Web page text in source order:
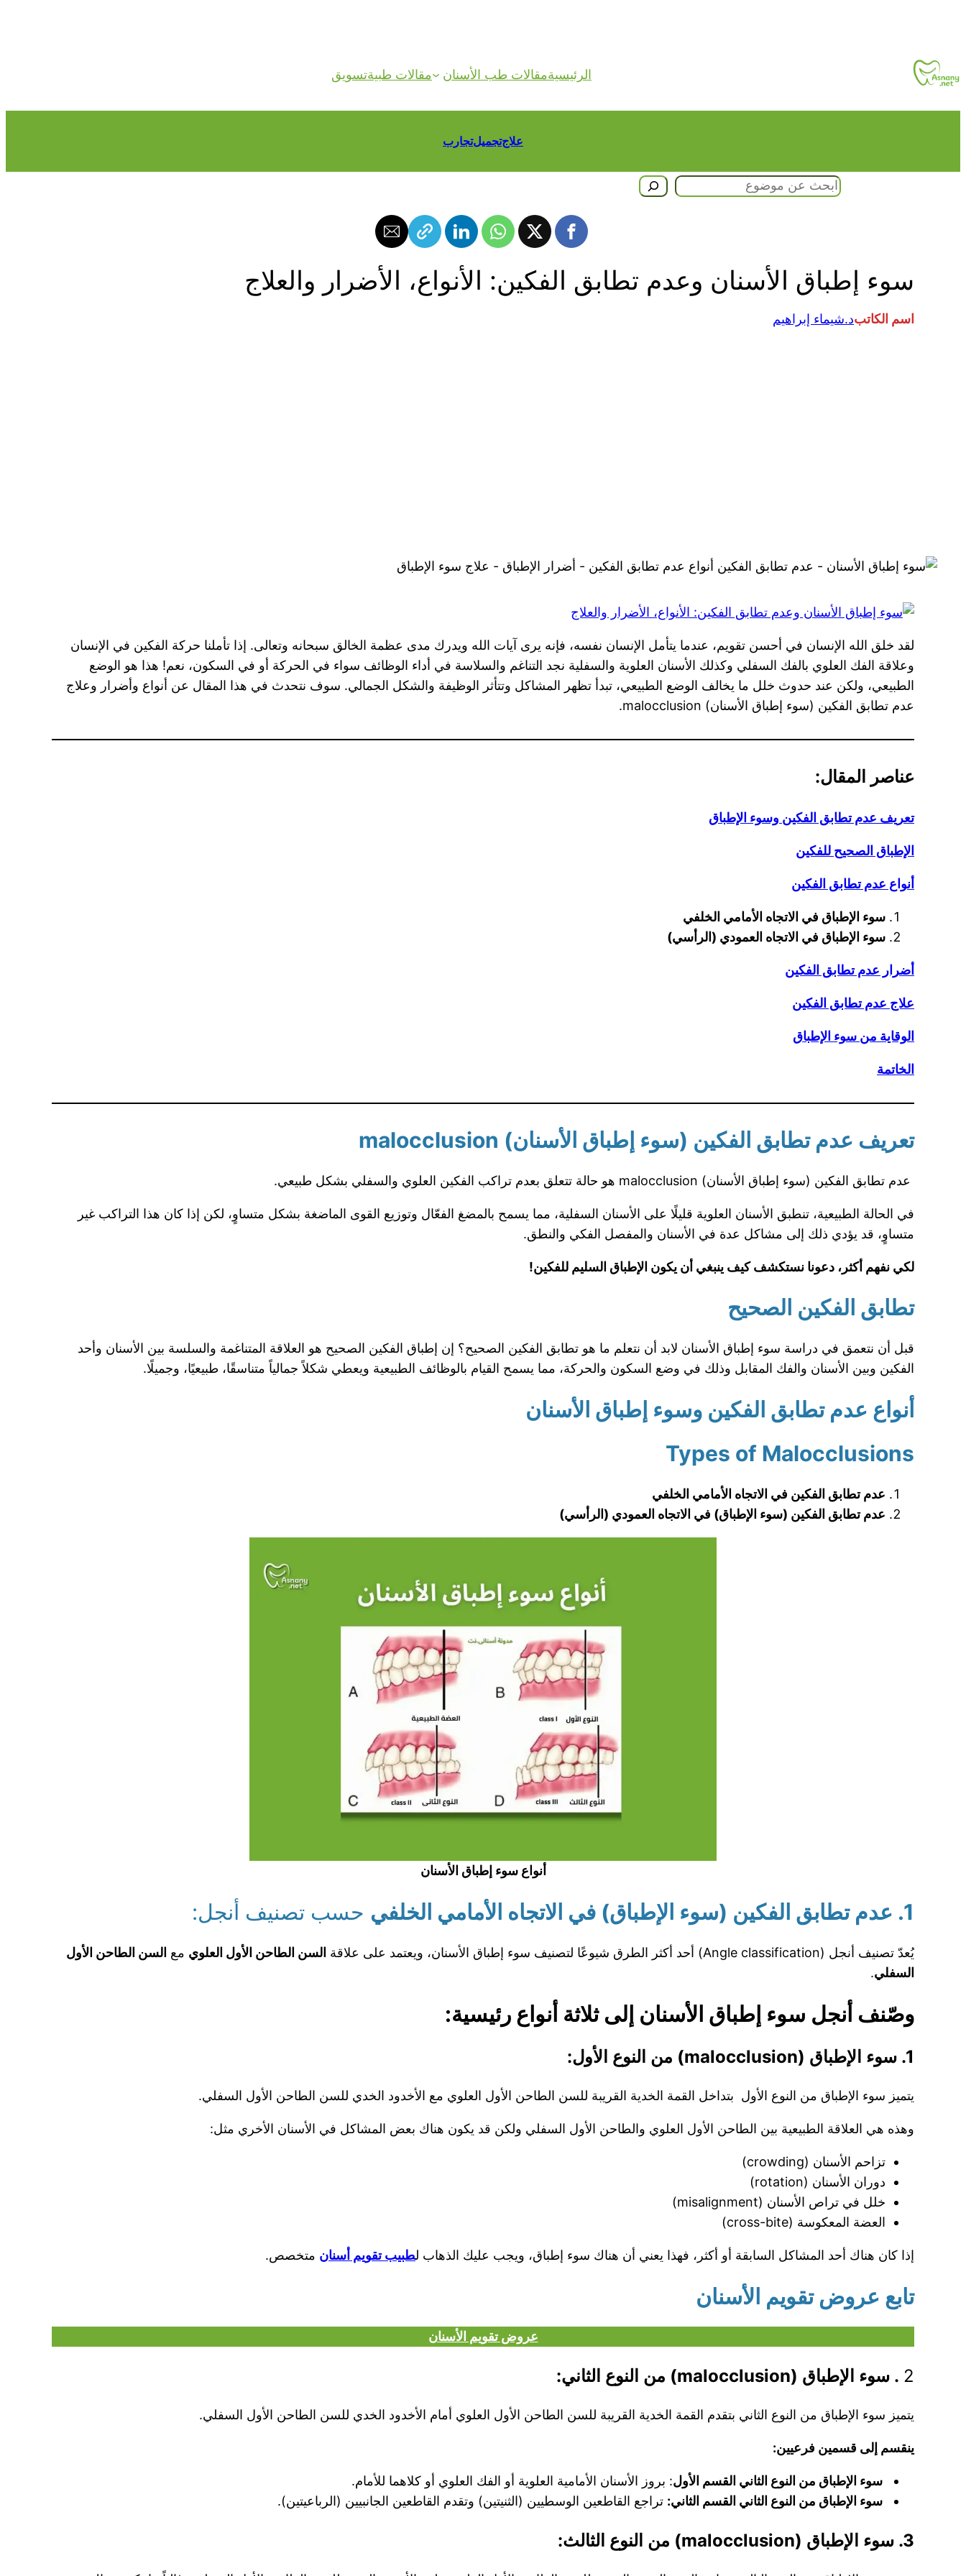
الرئيسيةمقالات طب الأسنان مقالات طبيةتسويق
علاجتجميلتجارب
سوء إطباق الأسنان وعدم تطابق الفكين: الأنواع، الأضرار والعلاج
اسم الكاتبد.شيماء إبراهيم
لقد خلق الله الإنسان في أحسن تقويم، عندما يتأمل الإنسان نفسه، فإنه يرى آيات الله ويدرك مدى عظمة الخالق سبحانه وتعالى. إذا تأملنا حركة الفكين في الإنسان
وعلاقة الفك العلوي بالفك السفلي وكذلك الأسنان العلوية والسفلية نجد التناغم والسلاسة في أداء الوظائف سواء في الحركة أو في السكون، نعم! هذا هو الوضع
الطبيعي، ولكن عند حدوث خلل ما يخالف الوضع الطبيعي، تبدأ تظهر المشاكل وتتأثر الوظيفة والشكل الجمالي. سوف نتحدث في هذا المقال عن أنواع وأضرار وعلاج
عدم تطابق الفكين (سوء إطباق الأسنان) malocclusion.
عناصر المقال:
تعريف عدم تطابق الفكين وسوء الإطباق
الإطباق الصحيح للفكين
أنواع عدم تطابق الفكين
سوء الإطباق في الاتجاه الأمامي الخلفي
سوء الإطباق في الاتجاه العمودي (الرأسي)
أضرار عدم تطابق الفكين
علاج عدم تطابق الفكين
الوقاية من سوء الإطباق
الخاتمة
تعريف عدم تطابق الفكين (سوء إطباق الأسنان) malocclusion
عدم تطابق الفكين (سوء إطباق الأسنان) malocclusion هو حالة تتعلق بعدم تراكب الفكين العلوي والسفلي بشكل طبيعي.
في الحالة الطبيعية، تنطبق الأسنان العلوية قليلًا على الأسنان السفلية، مما يسمح بالمضغ الفعّال وتوزيع القوى الماضغة بشكل متساوٍ، لكن إذا كان هذا التراكب غير
متساوٍ، قد يؤدي ذلك إلى مشاكل عدة في الأسنان والمفصل الفكي والنطق.
لكي نفهم أكثر، دعونا نستكشف كيف ينبغي أن يكون الإطباق السليم للفكين!
تطابق الفكين الصحيح
قبل أن نتعمق في دراسة سوء إطباق الأسنان لابد أن نتعلم ما هو تطابق الفكين الصحيح؟ إن إطباق الفكين الصحيح هو العلاقة المتناغمة والسلسة بين الأسنان وأحد
الفكين وبين الأسنان والفك المقابل وذلك في وضع السكون والحركة، مما يسمح القيام بالوظائف الطبيعية ويعطي شكلاً جمالياً متناسقًا، طبيعيًا، وجميلًا.
أنواع عدم تطابق الفكين وسوء إطباق الأسنان
Types of Malocclusions
عدم تطابق الفكين في الاتجاه الأمامي الخلفي
عدم تطابق الفكين (سوء الإطباق) في الاتجاه العمودي (الرأسي)
أنواع سوء إطباق الأسنان
1. عدم تطابق الفكين (سوء الإطباق) في الاتجاه الأمامي الخلفي حسب تصنيف أنجل:
يُعدّ تصنيف أنجل (Angle classification) أحد أكثر الطرق شيوعًا لتصنيف سوء إطباق الأسنان، ويعتمد على علاقة السن الطاحن الأول العلوي مع السن الطاحن الأول
السفلي.
وصّنف أنجل سوء إطباق الأسنان إلى ثلاثة أنواع رئيسية:
1. سوء الإطباق (malocclusion) من النوع الأول:
يتميز سوء الإطباق من النوع الأول بتداخل القمة الخدية القريبة للسن الطاحن الأول العلوي مع الأخدود الخدي للسن الطاحن الأول السفلي.
وهذه هي العلاقة الطبيعية بين الطاحن الأول العلوي والطاحن الأول السفلي ولكن قد يكون هناك بعض المشاكل في الأسنان الأخري مثل:
تزاحم الأسنان (crowding)
دوران الأسنان (rotation)
خلل في تراص الأسنان (misalignment)
العضة المعكوسة (cross-bite)
إذا كان هناك أحد المشاكل السابقة أو أكثر، فهذا يعني أن هناك سوء إطباق، ويجب عليك الذهاب لطبيب تقويم أسنان متخصص.
تابع عروض تقويم الأسنان
عروض تقويم الأسنان
2 . سوء الإطباق (malocclusion) من النوع الثاني:
يتميز سوء الإطباق من النوع الثاني بتقدم القمة الخدية القريبة للسن الطاحن الأول العلوي أمام الأخدود الخدي للسن الطاحن الأول السفلي.
ينقسم إلى قسمين فرعيين:
سوء الإطباق من النوع الثاني القسم الأول: بروز الأسنان الأمامية العلوية أو الفك العلوي أو كلاهما للأمام.
سوء الإطباق من النوع الثاني القسم الثاني: تراجع القاطعين الوسطيين (الثنيتين) وتقدم القاطعين الجانبيين (الرباعيتين).
3. سوء الإطباق (malocclusion) من النوع الثالث: